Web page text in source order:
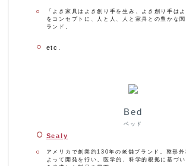
「よき家具はよき創り手を生み、よき創り手は
をコンセプトに、人と人、人と家具との豊かな
ランド。
etc.
Bed
ベッド
Sealy
アメリカで創業約130年の老舗ブランド。整形外
よって開発を行い、医学的、科学的根拠に基づ